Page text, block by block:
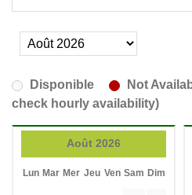
Disponible
Not
check hourly availability)
Août 2026
Lun Mar Mer Jeu Ven Sam Dim